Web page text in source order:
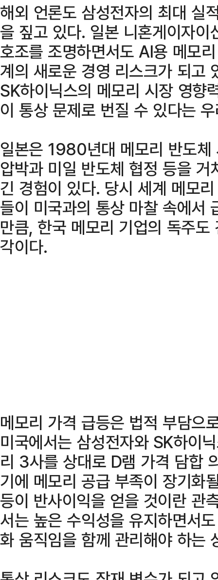
해외 언론도 삼성전자의 최대 실
을 짚고 있다. 일본 니혼게이자
호조를 조명하면서도 AI용 메모
계의 새로운 경영 리스크가 되고
SK하이닉스의 메모리 시장 영향
이 통상 문제로 번질 수 있다는
일본은 1980년대 메모리 반도체
압박과 미일 반도체 협정 등을
긴 경험이 있다. 당시 세계 메모
들이 미국과의 통상 마찰 속에서
만큼, 한국 메모리 기업의 독주
각이다.
메모리 가격 급등은 법적 부담으
미국에서는 삼성전자와 SK하이
리 3사를 상대로 D램 가격 담합
기에 메모리 공급 부족이 장기
등이 반사이익을 얻을 것이란 관
서는 높은 수익성을 유지하면서
화 움직임을 함께 관리해야 하는